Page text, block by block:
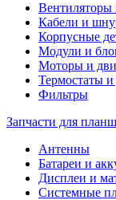
Вентиляторы
Кабели и
Корпусные
Модули и
Моторы и
Термостаты и
Фильтры
Запчасти для
Антенны
Батареи и
Дисплеи и
Системные